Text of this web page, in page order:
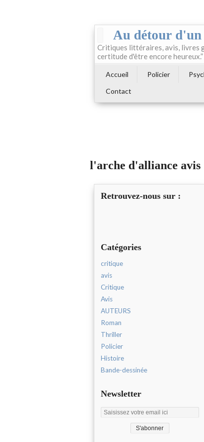
Au détour
Critiques littéraires, avis, livres
certitude d'être encore
Accueil Policier
Contact
l'arche d'alliance avis
Retrouvez-nous sur :
Catégories
critique
avis
Critique
Avis
AUTEURS
Roman
Thriller
Policier
Histoire
Bande-dessinée
Newsletter